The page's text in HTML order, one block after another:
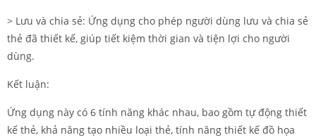
> Lưu và chia sẻ: Ứng dụng cho phép người dùng lưu và chia sẻ
thẻ đã thiết kế, giúp tiết kiệm thời gian và tiện lợi cho người
dùng.
Kết luận:
Ứng dụng này có 6 tính năng khác nhau, bao gồm tự động thiết
kế thẻ, khả năng tạo nhiều loại thẻ, tính năng thiết kế đồ họa